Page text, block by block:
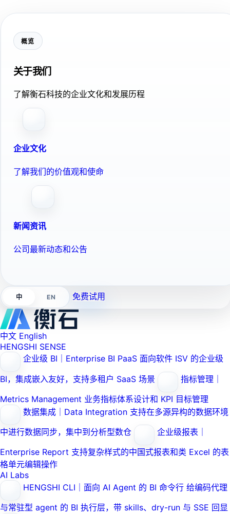
概览
关于我们
了解衡石科技的企业文化和发展历程
企业文化
了解我们的价值观和使命
新闻资讯
公司最新动态和公告
中 EN 免费试用
中文 English
HENGSHI SENSE
企业级 BI｜Enterprise BI PaaS 面向软件 ISV 的企业级
BI，集成嵌入友好，支持多租户 SaaS 场景
指标管理｜
Metrics Management 业务指标体系设计和 KPI 目标管理
数据集成｜Data Integration 支持在多源异构的数据环境
中进行数据同步，集中到分析型数仓
企业级报表｜
Enterprise Report 支持复杂样式的中国式报表和类 Excel 的表
格单元编辑操作
AI Labs
HENGSHI CLI｜面向 AI Agent 的 BI 命令行 给编码代理
与常驻型 agent 的 BI 执行层，带 skills、dry-run 与 SSE 回显